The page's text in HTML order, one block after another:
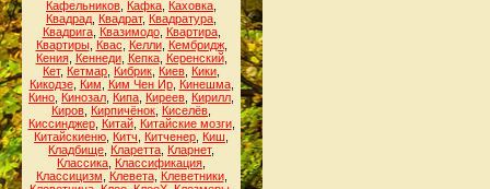
Кафельников Кафка Каховка
Квадрад Квадрат, Квадратура
Квадрига, Квазимодо, Квартира,
Квартиры, Квас Келли, Кембридж,
Кения, Кеннеди, Кепка, Керенский,
Кет, Кетмар Кибрик Киев Кики
Кикодзе, Ким Ким Чен Ир, Кинешма,
Кино Кинозал Кипа Киреев Кирилл
Киров Кирпичёнок Киселёв
Киссинджер, Китай, Китайские мозги,
Китайскиеню Китч Китченер Киш
Кладбище Кларетта Кларнет,
Классика Классификация
Классицизм
Клевета, Клеветники,